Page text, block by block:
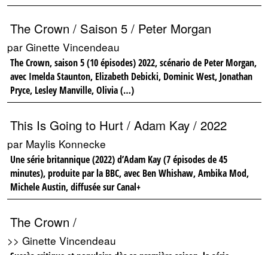
The Crown / Saison 5 / Peter Morgan
par Ginette Vincendeau
The Crown, saison 5 (10 épisodes) 2022, scénario de Peter Morgan,
avec Imelda Staunton, Elizabeth Debicki, Dominic West, Jonathan
Pryce, Lesley Manville, Olivia (…)
This Is Going to Hurt / Adam Kay / 2022
par Maylis Konnecke
Une série britannique (2022) d’Adam Kay (7 épisodes de 45
minutes), produite par la BBC, avec Ben Whishaw, Ambika Mod,
Michele Austin, diffusée sur Canal+
The Crown /
>> Ginette Vincendeau